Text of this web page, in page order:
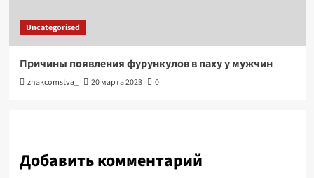
Uncategorised
Причины появления фурункулов в паху у мужчин
znakcomstva_ 20 марта 2023 0
Добавить комментарий